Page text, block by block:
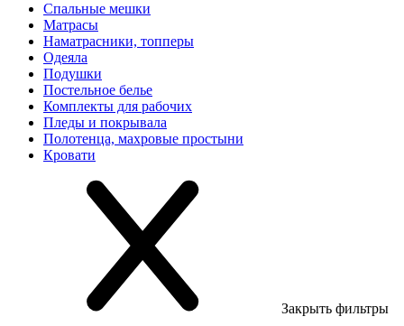
Спальные мешки
Матрасы
Наматрасники, топперы
Одеяла
Подушки
Постельное белье
Комплекты для рабочих
Пледы и покрывала
Полотенца, махровые простыни
Кровати
Закрыть фильтры